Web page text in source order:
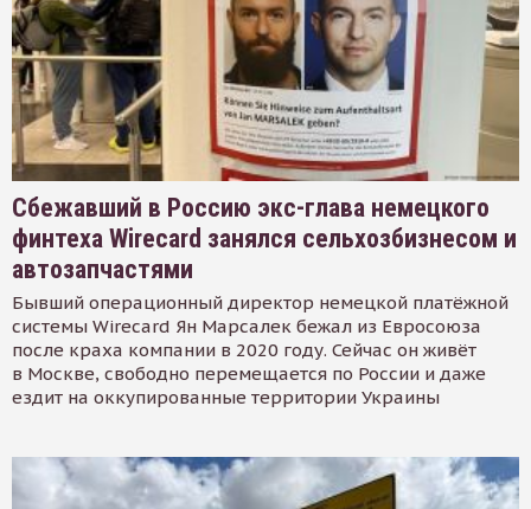
Сбежавший в Россию экс-глава немецкого
финтеха Wirecard занялся сельхозбизнесом и
автозапчастями
Бывший операционный директор немецкой платёжной
системы Wirecard Ян Марсалек бежал из Евросоюза
после краха компании в 2020 году. Сейчас он живёт
в Москве, свободно перемещается по России и даже
ездит на оккупированные территории Украины